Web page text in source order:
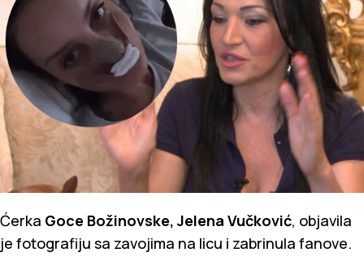
Ćerka Goce Božinovske, Jelena Vučković, objavila
je fotografiju sa zavojima na licu i zabrinula fanove.